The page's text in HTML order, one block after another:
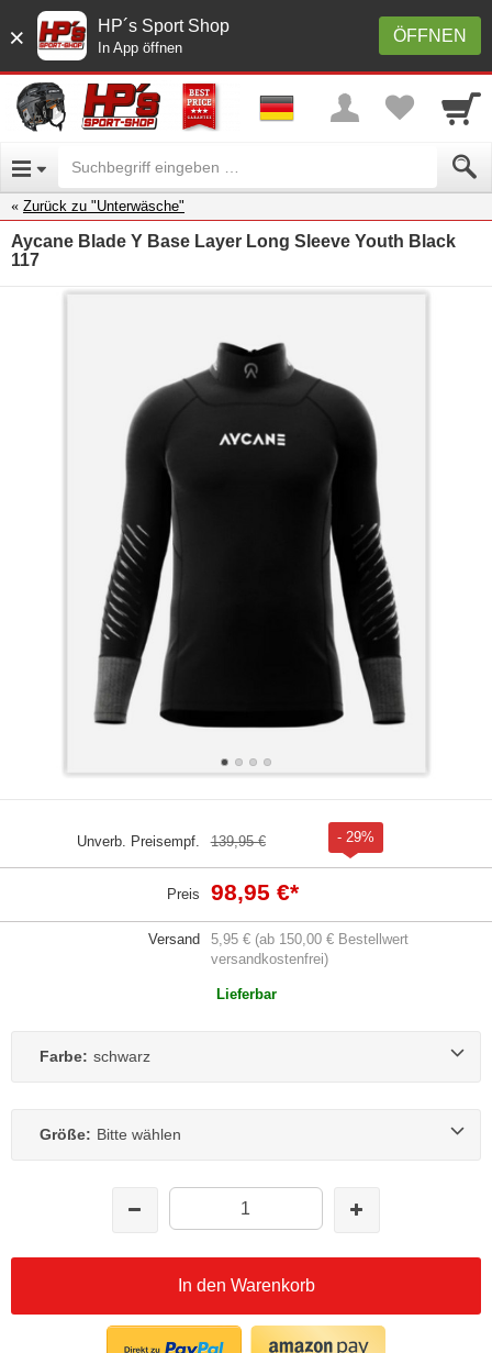
× ÖFFNEN
HP´s Sport Shop
In App öffnen
Zurück zu "Unterwäsche"
Aycane Blade Y Base Layer Long Sleeve Youth Black
117
Unverb. Preisempf. 139,95 € - 29%
Preis 98,95 €*
Versand
5,95 € (ab 150,00 € Bestellwert
versandkostenfrei)
Lieferbar
Farbe: schwarz
Größe: Bitte wählen
In den Warenkorb